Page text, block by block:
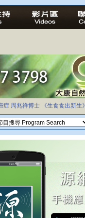
症 周兆祥博士 《生食食出新生》